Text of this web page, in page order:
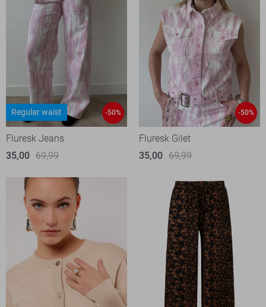
Regular waist -50%
Fluresk Jeans
35,00 69,99
-50%
Fluresk Gilet
35,00 69,99